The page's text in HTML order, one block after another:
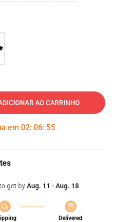
AO CARRINHO
em 02: 06: 54
get byAug. 11 - Aug. 18
Delivered